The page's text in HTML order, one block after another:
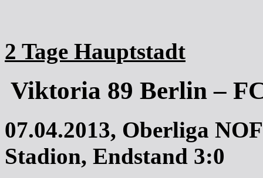
2 Tage Hauptstadt
Viktoria 89 Berlin –
07.04.2013, Oberliga
Stadion, Endstand 3:0